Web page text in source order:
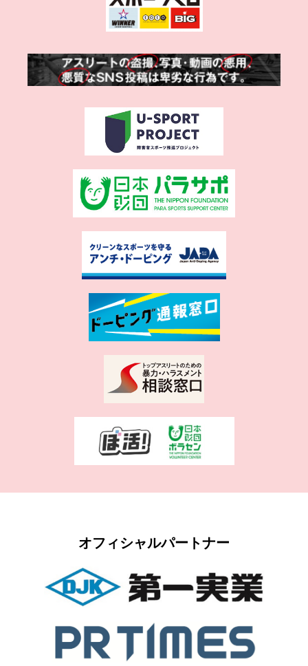
オフィシャルパートナー